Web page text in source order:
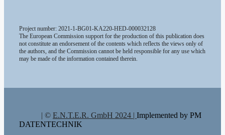
Project number: 2021-1-BG01-KA220-HED-000032128
The European Commission support for the production of this publication does
not constitute an endorsement of the contents which reflects the views only of
the authors, and the Commission cannot be held responsible for any use which
may be made of the information contained therein.
| © E.N.T.E.R. GmbH 2024 | Implemented by PM
DATENTECHNIK